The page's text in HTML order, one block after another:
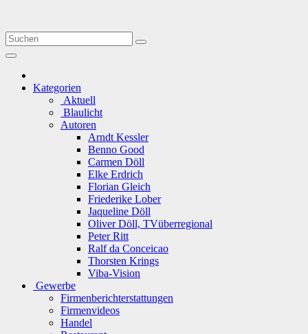
Kategorien
Aktuell
Blaulicht
Autoren
Arndt Kessler
Benno Good
Carmen Döll
Elke Erdrich
Florian Gleich
Friederike Lober
Jaqueline Döll
Oliver Döll, TVüberregional
Peter Ritt
Ralf da Conceicao
Thorsten Krings
Viba-Vision
Gewerbe
Firmenberichterstattungen
Firmenvideos
Handel